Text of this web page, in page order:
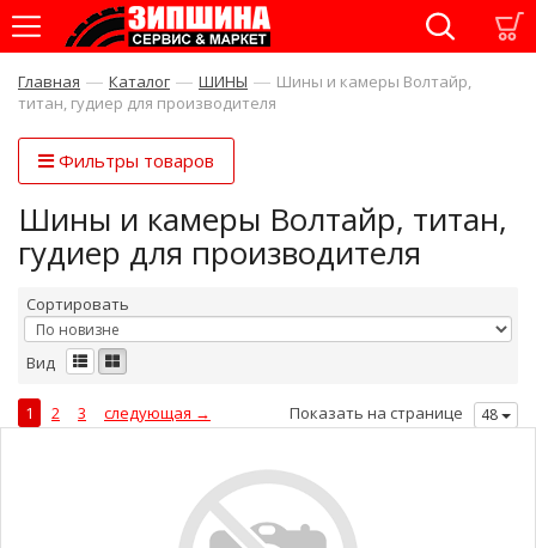
Главная — Каталог — ШИНЫ — Шины и камеры Волтайр,
титан, гудиер для производителя
Фильтры товаров
Шины и камеры Волтайр, титан,
гудиер для производителя
Сортировать
Вид
1 2 3 следующая → Показать на странице 48